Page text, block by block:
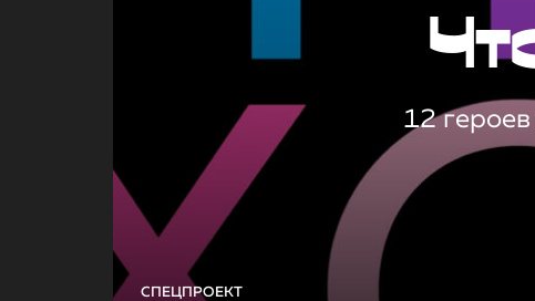
СПЕЦПРОЕКТ
12